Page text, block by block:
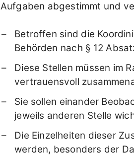
Aufgaben abgestimmt und
Betroffen sind die
Behörden nach § 12
Diese Stellen müssen im
vertrauensvoll
Sie sollen einander
jeweils anderen Stelle
Die Einzelheiten dieser
werden, besonders der